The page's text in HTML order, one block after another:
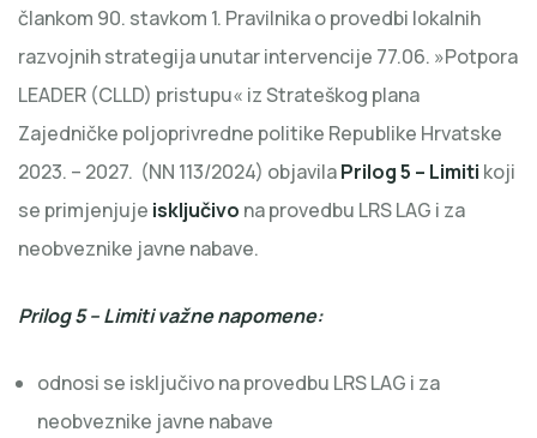
člankom 90. stavkom 1. Pravilnika o provedbi lokalnih
razvojnih strategija unutar intervencije 77.06. »Potpora
LEADER (CLLD) pristupu« iz Strateškog plana
Zajedničke poljoprivredne politike Republike Hrvatske
2023. – 2027. (NN 113/2024) objavilaPrilog 5 – Limiti koji
se primjenjuje isključivo na provedbu LRS LAG i za
neobveznike javne nabave.
Prilog 5 – Limiti važne napomene:
odnosi se isključivo na provedbu LRS LAG i za
neobveznike javne nabave